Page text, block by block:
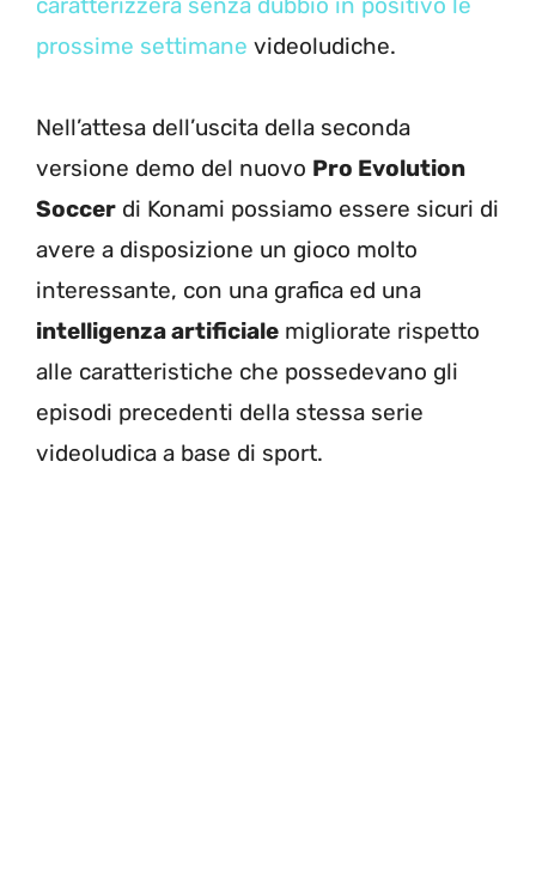
prossime settimane videoludiche.
Nell’attesa dell’uscita della seconda
versione demo del nuovo Pro Evolution
Soccer di Konami possiamo essere sicuri di
avere a disposizione un gioco molto
interessante, con una grafica ed una
intelligenza artificiale migliorate rispetto
alle caratteristiche che possedevano gli
episodi precedenti della stessa serie
videoludica a base di sport.